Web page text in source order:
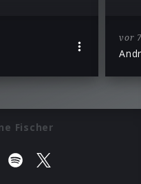
vor
Fischer